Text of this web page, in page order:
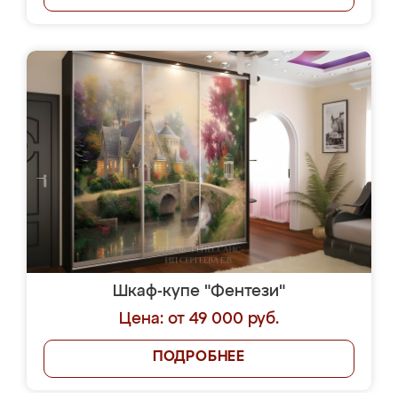
Шкаф-купе "Фентези"
Цена: от 49 000 руб.
ПОДРОБНЕЕ